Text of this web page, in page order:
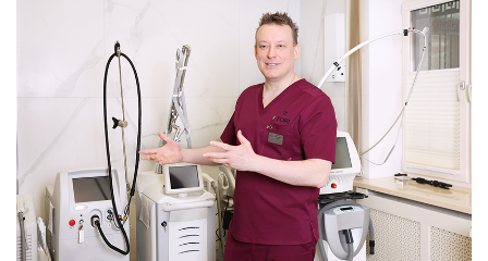
Лазерная коагуляция Вибим (Vbeam) 10 - 15
импульсов
7 800 руб.
0002717
Лазерная коагуляция Вибим (Vbeam) Лицо (разлитой
купероз, розацеа от 600 до 800 импульсов)
36 000 руб.
0002835
Лазерная коагуляция Вибим (Vbeam) Ноги (лазерное